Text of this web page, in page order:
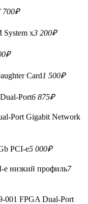
700₽
System x3 200₽
₽
Card1 500₽
Port6 875₽
Port Gigabit Network
PCI-e5 000₽
e низкий профиль7
001 FPGA Dual-Port